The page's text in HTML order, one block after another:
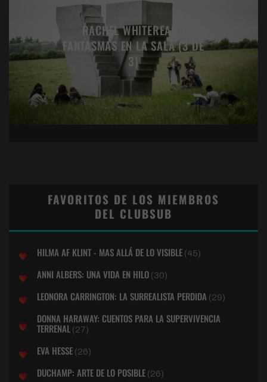
RACHEL WHITEREAD :
FANTASMAS EN LA SALA (3 DE
3)
FAVORITOS DE LOS MIEMBROS
DEL CLUBSUB
HILMA AF KLINT - MAS ALLÁ DE LO VISIBLE (45)
ANNI ALBERS: UNA VIDA EN HILO (30)
LEONORA CARRINGTON: LA SURREALISTA PERDIDA (29)
DONNA HARAWAY: CUENTOS PARA LA SUPERVIVENCIA
TERRENAL (27)
EVA HESSE (26)
DUCHAMP: ARTE DE LO POSIBLE (26)